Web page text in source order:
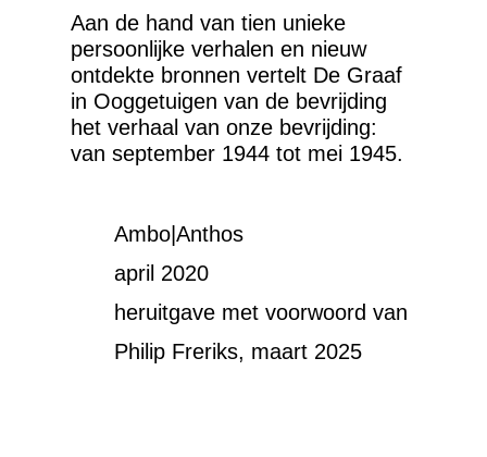
Aan de hand van tien unieke
persoonlijke verhalen en nieuw
ontdekte bronnen vertelt De Graaf
in Ooggetuigen van de bevrijding
het verhaal van onze bevrijding:
van september 1944 tot mei 1945.
Ambo|Anthos
april 2020
heruitgave met voorwoord van
Philip Freriks, maart 2025